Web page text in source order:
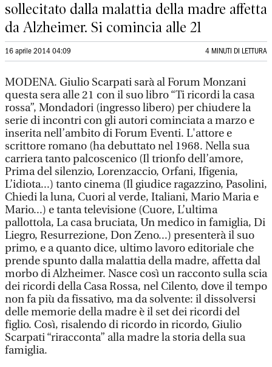
sollecitato dalla malattia della madre affetta
da Alzheimer. Si comincia alle 21
16 aprile 2014 04:09 4 MINUTI DI LETTURA
MODENA. Giulio Scarpati sarà al Forum Monzani
questa sera alle 21 con il suo libro “Ti ricordi la casa
rossa”, Mondadori (ingresso libero) per chiudere la
serie di incontri con gli autori cominciata a marzo e
inserita nell’ambito di Forum Eventi. L'attore e
scrittore romano (ha debuttato nel 1968. Nella sua
carriera tanto palcoscenico (Il trionfo dell’amore,
Prima del silenzio, Lorenzaccio, Orfani, Ifigenia,
L’idiota...) tanto cinema (Il giudice ragazzino, Pasolini,
Chiedi la luna, Cuori al verde, Italiani, Mario Maria e
Mario...) e tanta televisione (Cuore, L’ultima
pallottola, La casa bruciata, Un medico in famiglia, Di
Liegro, Resurrezione, Don Zeno...) presenterà il suo
primo, e a quanto dice, ultimo lavoro editoriale che
prende spunto dalla malattia della madre, affetta dal
morbo di Alzheimer. Nasce così un racconto sulla scia
dei ricordi della Casa Rossa, nel Cilento, dove il tempo
non fa più da fissativo, ma da solvente: il dissolversi
delle memorie della madre è il set dei ricordi del
figlio. Così, risalendo di ricordo in ricordo, Giulio
Scarpati “riracconta” alla madre la storia della sua
famiglia.